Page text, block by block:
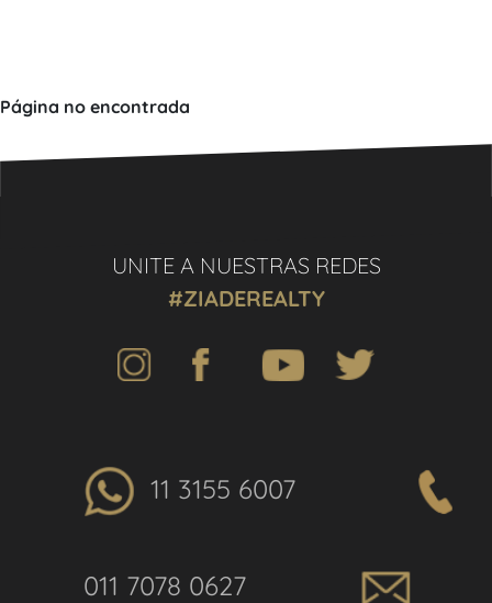
Página no encontrada
UNITE A NUESTRAS REDES
#ZIADEREALTY
11 3155 6007
011 7078 0627